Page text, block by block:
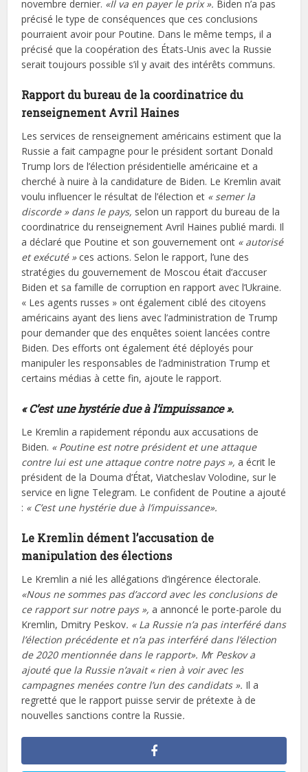
novembre dernier. «Il va en payer le prix ». Biden n’a pas
précisé le type de conséquences que ces conclusions
pourraient avoir pour Poutine. Dans le même temps, il a
précisé que la coopération des États-Unis avec la Russie
serait toujours possible s’il y avait des intérêts communs.
Rapport du bureau de la coordinatrice du
renseignement Avril Haines
Les services de renseignement américains estiment que la
Russie a fait campagne pour le président sortant Donald
Trump lors de l’élection présidentielle américaine et a
cherché à nuire à la candidature de Biden. Le Kremlin avait
voulu influencer le résultat de l’élection et « semer la
discorde » dans le pays, selon un rapport du bureau de la
coordinatrice du renseignement Avril Haines publié mardi. Il
a déclaré que Poutine et son gouvernement ont « autorisé
et exécuté »ces actions. Selon le rapport, l’une des
stratégies du gouvernement de Moscou était d’accuser
Biden et sa famille de corruption en rapport avec l’Ukraine.
« Les agents russes » ont également ciblé des citoyens
américains ayant des liens avec l’administration de Trump
pour demander que des enquêtes soient lancées contre
Biden. Des efforts ont également été déployés pour
manipuler les responsables de l’administration Trump et
certains médias à cette fin, ajoute le rapport.
« C’est une hystérie due à l’impuissance ».
Le Kremlin a rapidement répondu aux accusations de
Biden. « Poutine est notre président et une attaque
contre lui est une attaque contre notre pays »,a écrit le
président de la Douma d’État, Viatcheslav Volodine, sur le
service en ligne Telegram. Le confident de Poutine a ajouté
: « C’est une hystérie due à l’impuissance».
Le Kremlin dément l’accusation de
manipulation des élections
Le Kremlin a nié les allégations d’ingérence électorale.
«Nous ne sommes pas d’accord avec les conclusions de
ce rapport sur notre pays »,a annoncé le porte-parole du
Kremlin, Dmitry Peskov. « La Russie n’a pas interféré dans
l’élection précédente et n’a pas interféré dans l’élection
de 2020 mentionnée dans le rapport». Mr Peskov a
ajouté que la Russie n’avait « rien à voir avec les
campagnes menées contre l’un des candidats ». Il a
regretté que le rapport puisse servir de prétexte à de
nouvelles sanctions contre la Russie.